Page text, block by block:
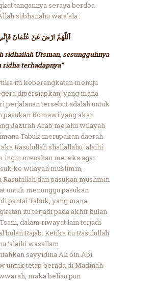
tangannya seraya berdoa
subhanahu wata’ala :
اَللّهُمَّ ارْضَ عَنْ عُثْمَانَ
ridhailah Utsman, sesungguhnya
ridha terhadapnya”
itu keberangkatan menuju
dipersiapkan, yang mana
perjalanan tersebut adalah untuk
pasukan Romawi yang akan
Jazirah Arab melalui wilayah
Tabuk merupakan daerah
Rasulullah shallallahu ‘alaihi
ingin menahan mereka agar
ke wilayah muslimin,
Rasulullah dan pasukan muslimin
untuk menunggu pasukan
pantai Tabuk, yang mana
itu terjadi pada akhir bulan
dalam riwayat lain terjadi
bulan Rajab. Ketika itu Rasulullah
‘alaihi wasallam
sayyidina Ali bin Abi
untuk tetap berada di Madinah
maka beliau pun